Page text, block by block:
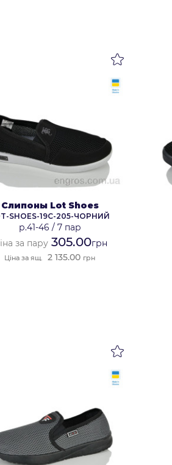
Слипоны Lot Shoes
SHOES-19C-205-ЧОРНИЙ
р.41-46 / 7 пар
за пару305.00грн
Ціна за ящ. 2 135.00 грн